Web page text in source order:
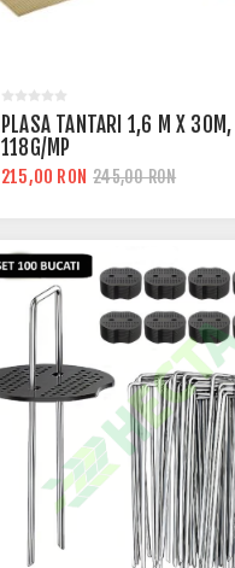
PLASA TANTARI 1,6 M X 30M,
118G/MP
215,00 RON 245,00 RON